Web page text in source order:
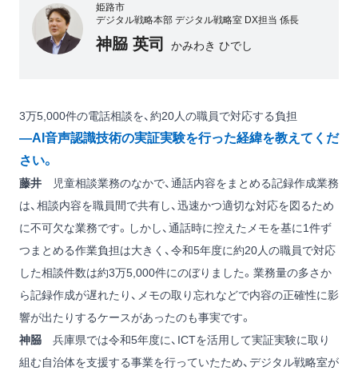
姫路市
デジタル戦略本部 デジタル戦略室 DX担当 係長
神𦚰 英司 かみわき ひでし
3万5,000件の電話相談を、約20人の職員で対応する負担
―AI音声認識技術の実証実験を行った経緯を教えてくだ
さい。
藤井 児童相談業務のなかで、通話内容をまとめる記録作成業務
は、相談内容を職員間で共有し、迅速かつ適切な対応を図るため
に不可欠な業務です。しかし、通話時に控えたメモを基に1件ず
つまとめる作業負担は大きく、令和5年度に約20人の職員で対応
した相談件数は約3万5,000件にのぼりました。業務量の多さか
ら記録作成が遅れたり、メモの取り忘れなどで内容の正確性に影
響が出たりするケースがあったのも事実です。
神𦚰 兵庫県では令和5年度に、ICTを活用して実証実験に取り
組む自治体を支援する事業を行っていたため、デジタル戦略室が